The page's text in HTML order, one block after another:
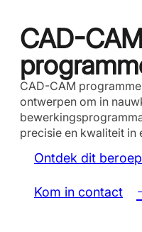
CAD-CAM
CAD-CAM
ontwerpen om in
precisie en kwaliteit in
Ontdek dit beroep
Kom in contact